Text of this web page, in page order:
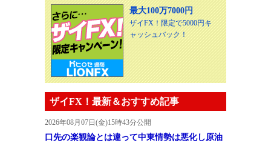
最大100万7000円
ザイFX！限定で5000円キ
ャッシュバック！
ザイFX！最新＆おすすめ記事
2026年08月07日(金)15時43分公開
口先の楽観論とは違って中東情勢は悪化し原油